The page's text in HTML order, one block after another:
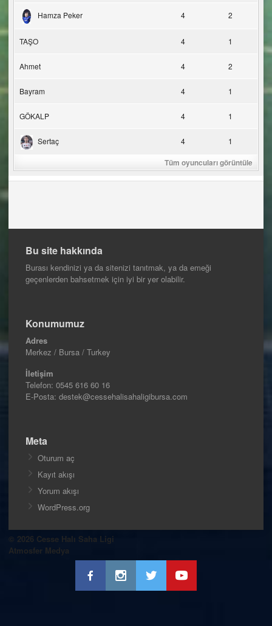
Hamza Peker 4 2
TAŞO 4 1
Ahmet 4 2
Bayram 4 1
GÖKALP 4 1
Sertaç 4 1
Tüm oyuncuları görüntüle
Bu site hakkında
Burası kendinizi ya da sitenizi tanıtmak, ya da emeği
geçenlerden bahsetmek için iyi bir yer olabilir.
Konumumuz
Adres
Merkez / Bursa / Turkey
İletişim
Telefon: 0545 616 60 16
E-Posta: destek@cessehalisahaligibursa.com
Meta
Oturum aç
Kayıt akışı
Yorum akışı
WordPress.org
© 2026 Cesse Halı Saha Ligi
Atmosfer Medya